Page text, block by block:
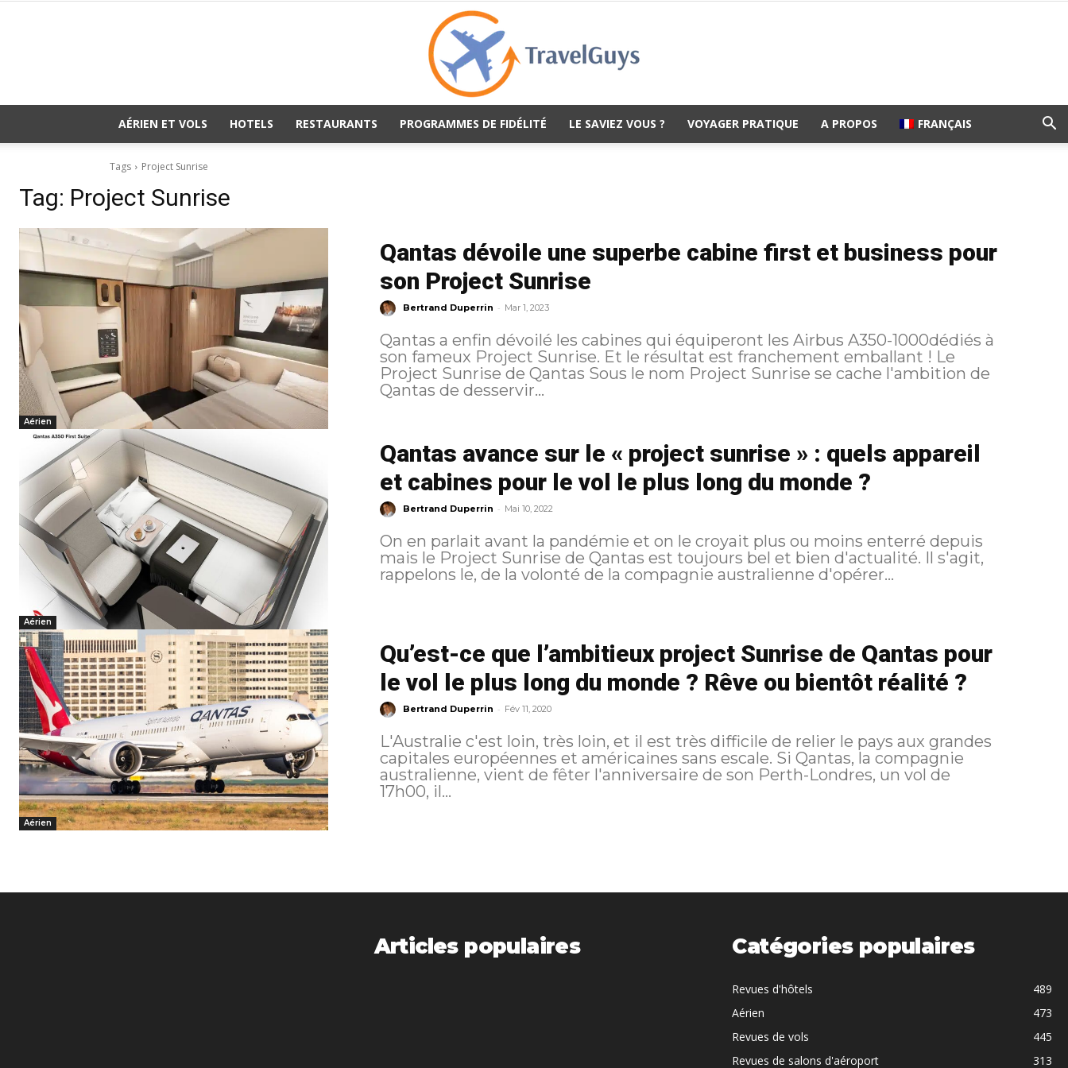
AÉRIEN ET VOLS HOTELS RESTAURANTS PROGRAMMES DE FIDÉLITÉ LE SAVIEZ VOUS ? VOYAGER PRATIQUE A PROPOS FRANÇAIS
Tags Project Sunrise
Tag: Project Sunrise
Aérien
Qantas dévoile une superbe cabine first et business pour
son Project Sunrise
Bertrand Duperrin - Mar 1, 2023
Qantas a enfin dévoilé les cabines qui équiperont les Airbus A350-1000dédiés à
son fameux Project Sunrise. Et le résultat est franchement emballant ! Le
Project Sunrise de Qantas Sous le nom Project Sunrise se cache l'ambition de
Qantas de desservir...
Aérien
Qantas avance sur le « project sunrise » : quels appareil
et cabines pour le vol le plus long du monde ?
Bertrand Duperrin - Mai 10, 2022
On en parlait avant la pandémie et on le croyait plus ou moins enterré depuis
mais le Project Sunrise de Qantas est toujours bel et bien d'actualité. Il s'agit,
rappelons le, de la volonté de la compagnie australienne d'opérer...
Aérien
Qu’est-ce que l’ambitieux project Sunrise de Qantas pour
le vol le plus long du monde ? Rêve ou bientôt réalité ?
Bertrand Duperrin - Fév 11, 2020
L'Australie c'est loin, très loin, et il est très difficile de relier le pays aux grandes
capitales européennes et américaines sans escale. Si Qantas, la compagnie
australienne, vient de fêter l'anniversaire de son Perth-Londres, un vol de
17h00, il...
Articles populaires Catégories populaires
Revues d'hôtels
489
Aérien
473
Revues de vols
445
Revues de salons d'aéroport
313